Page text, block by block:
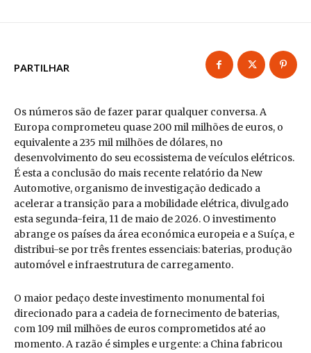
PARTILHAR
Os números são de fazer parar qualquer conversa. A
Europa comprometeu quase 200 mil milhões de euros, o
equivalente a 235 mil milhões de dólares, no
desenvolvimento do seu ecossistema de veículos elétricos.
É esta a conclusão do mais recente relatório da New
Automotive, organismo de investigação dedicado a
acelerar a transição para a mobilidade elétrica, divulgado
esta segunda-feira, 11 de maio de 2026. O investimento
abrange os países da área económica europeia e a Suíça, e
distribui-se por três frentes essenciais: baterias, produção
automóvel e infraestrutura de carregamento.
O maior pedaço deste investimento monumental foi
direcionado para a cadeia de fornecimento de baterias,
com 109 mil milhões de euros comprometidos até ao
momento. A razão é simples e urgente: a China fabricou